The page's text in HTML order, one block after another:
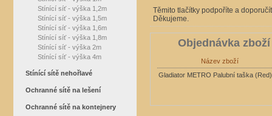
Těmito tlačítky podpoříte a
Děkujeme.
Objednávka zboží
Název zboží
Gladiator METRO Palubní taška (Red)
Stínící síť - výška 1,2m
Stínící síť - výška 1,5m
Stínící síť - výška 1,6m
Stínící síť - výška 1,8m
Stínící síť - výška 2m
Stínící síť - výška 4m
Stínící sítě nehořlavé
Ochranné sítě na lešení
Ochranné sítě na kontejnery